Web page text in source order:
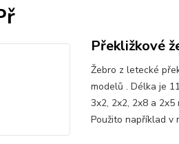
Překližkové
Žebro z letecké
modelů . Délka je
3x2, 2x2, 2x8 a 2x5
Použito například v